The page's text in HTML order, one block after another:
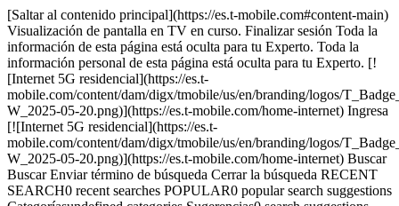
[Saltar al contenido principal](https://es.t-mobile.com#content-main)
Visualización de pantalla en TV en curso. Finalizar sesión Toda la
información de esta página está oculta para tu Experto. Toda la
información personal de esta página está oculta para tu Experto. [!
[Internet 5G residencial](https://es.t-
mobile.com/content/dam/digx/tmobile/us/en/branding/logos/
W_2025-05-20.png)](https://es.t-mobile.com/home-internet) Ingresa
[![Internet 5G residencial](https://es.t-
mobile.com/content/dam/digx/tmobile/us/en/branding/logos/
W_2025-05-20.png)](https://es.t-mobile.com/home-internet) Buscar
Buscar Enviar término de búsqueda Cerrar la búsqueda RECENT
SEARCH0 recent searches POPULAR0 popular search suggestions